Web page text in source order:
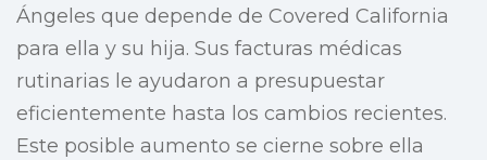
Ángeles que depende de Covered California
para ella y su hija. Sus facturas médicas
rutinarias le ayudaron a presupuestar
eficientemente hasta los cambios recientes.
Este posible aumento se cierne sobre ella